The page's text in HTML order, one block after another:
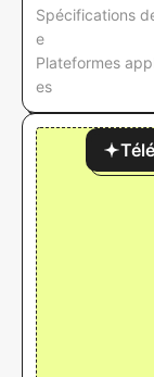
Spécifications
e
Plateformes
es